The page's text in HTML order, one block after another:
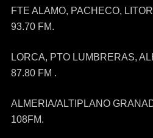
FTE ALAMO, PACHECO,
93.70 FM.
LORCA, PTO LUMBRERAS,
87.80 FM .
ALMERIA/ALTIPLANO
108FM.